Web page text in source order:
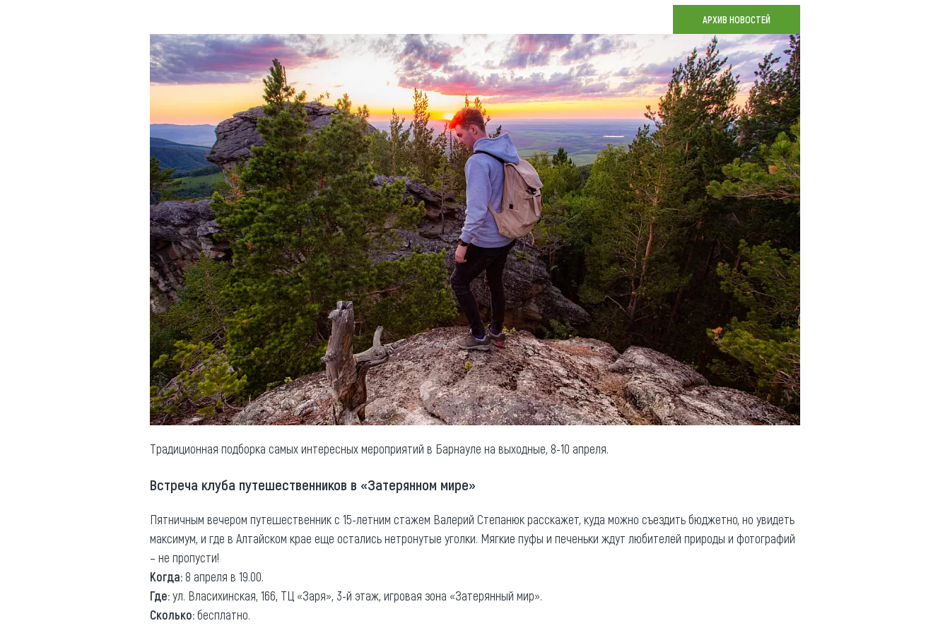
Новости
Что привезти (сувениры)
Общая информация
Как добраться
Люди, прославившие Алтай
Карты и буклеты
Коллекция впечатлений
Блог путешественника
Видеогалерея
Фотогалерея
Другие рубрики
Реестр туроператоров
Реестр туристических
агентств Алтайского края
Обращения граждан
Противодействие коррупции
АРХИВ НОВОСТЕЙ
Традиционная подборка самых интересных мероприятий в Барнауле на выходные, 8-10 апреля.
Встреча клуба путешественников в «Затерянном мире»
Пятничным вечером путешественник с 15-летним стажем Валерий Степанюк расскажет, куда можно съездить бюджетно, но увидеть
максимум, и где в Алтайском крае еще остались нетронутые уголки. Мягкие пуфы и печеньки ждут любителей природы и фотографий
– не пропусти!
Когда: 8 апреля в 19.00.
Где:ул. Власихинская, 166, ТЦ «Заря», 3-й этаж, игровая зона «Затерянный мир».
Сколько:бесплатно.